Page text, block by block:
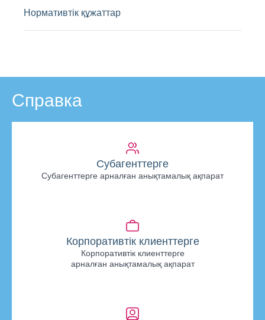
Нормативтік құжаттар
Справка
Субагенттерге
Субагенттерге арналған анықтамалық ақпарат
Корпоративтік клиенттерге
Корпоративтік клиенттерге
арналған анықтамалық ақпарат